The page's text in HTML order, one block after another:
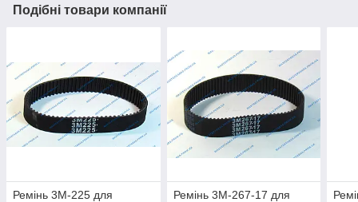
Подібні товари компанії
Ремінь 3M-225 для
Ремінь 3M-267-17 для